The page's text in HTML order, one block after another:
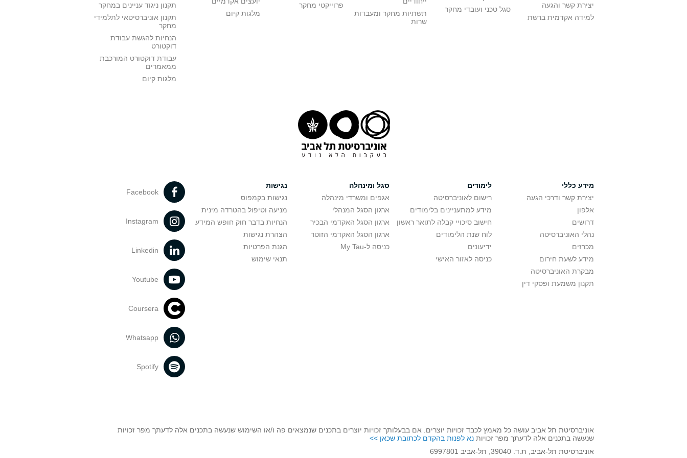
יצירת קשר והגעה
למידה אקדמית ברשת
סגל טכני ועובדי מחקר
תשתיות מחקר ומעבדות
שרות
פרוייקטי מחקר
מלגות קיום
תקנון ניגוד עניינים במחקר
תקנון אוניברסיטאי לתלמידי
מחקר
הנחיות להגשת עבודת
דוקטורט
עבודת דוקטורט המורכבת
ממאמרים
מלגות קיום
מידע כללי
יצירת קשר ודרכי הגעה
אלפון
דרושים
נהלי האוניברסיטה
מכרזים
מידע לשעת חירום
מבקרת האוניברסיטה
תקנון משמעת ופסקי דין
לימודים
רישום לאוניברסיטה
מידע למתעניינים בלימודים
חישוב סיכויי קבלה לתואר ראשון
לוח שנת הלימודים
ידיעונים
כניסה לאזור האישי
סגל ומינהלה
אגפים ומשרדי מינהלה
ארגון הסגל המנהלי
ארגון הסגל האקדמי הבכיר
ארגון הסגל האקדמי הזוטר
כניסה ל-My Tau
נגישות
נגישות בקמפוס
מניעה וטיפול בהטרדה מינית
הנחיות בדבר חוק חופש המידע
הצהרת נגישות
הגנת הפרטיות
תנאי שימוש
Facebook
Instagram
Linkedin
Youtube
Coursera
Whatsapp
Spotify
אוניברסיטת תל אביב עושה כל מאמץ לכבד זכויות יוצרים. אם בבעלותך זכויות יוצרים בתכנים שנמצאים פה ו/או השימוש שנעשה בתכנים אלה לדעתך מפר זכויות
שנעשה בתכנים אלה לדעתך מפר זכויות נא לפנות בהקדם לכתובת שכאן >>
אוניברסיטת תל-אביב, ת.ד. 39040, תל-אביב 6997801